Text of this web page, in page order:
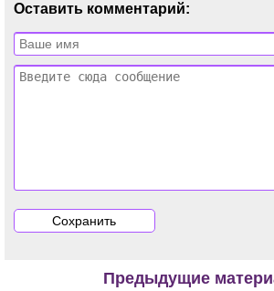
Оставить комментарий:
Предыдущие